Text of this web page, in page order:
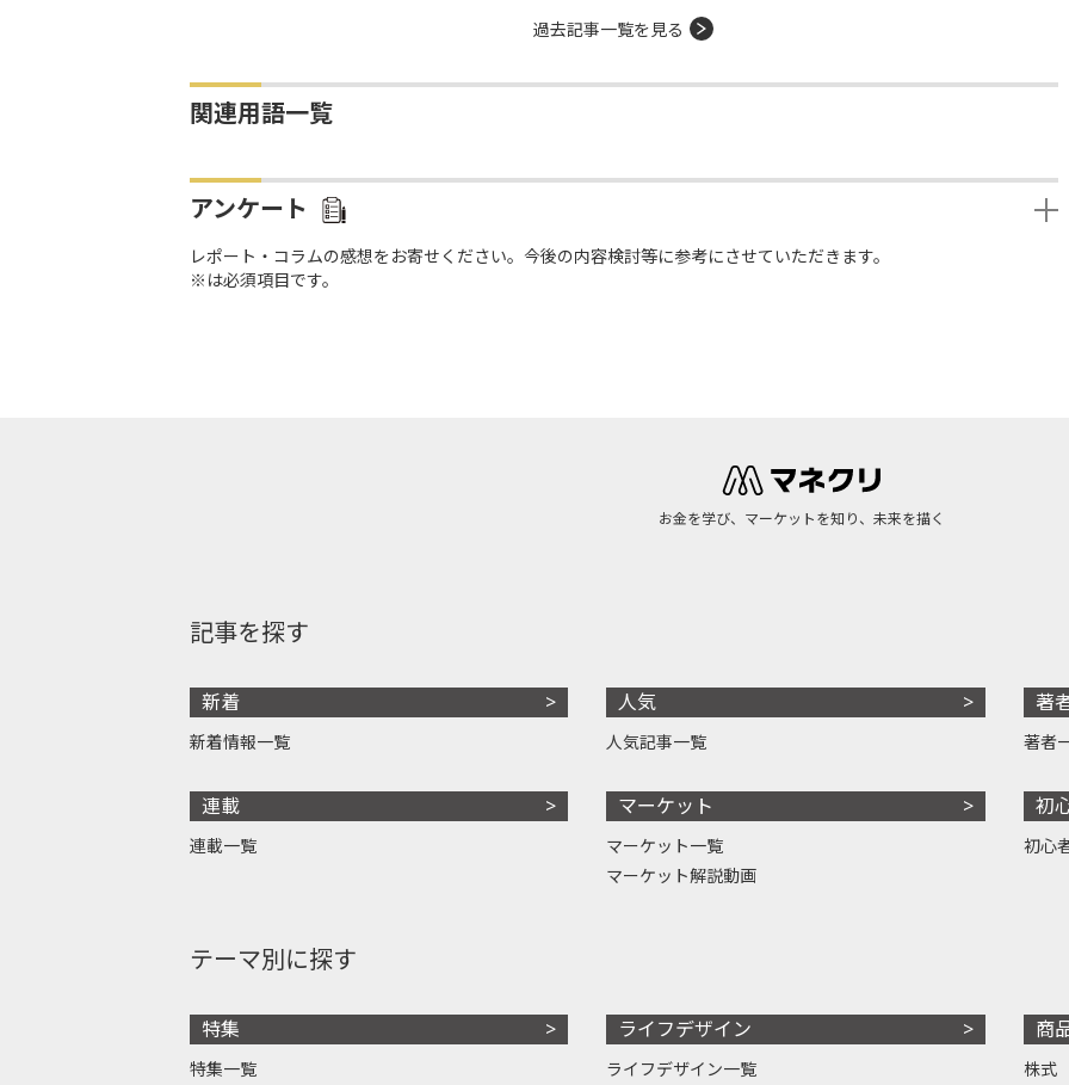
過去記事一覧を見る
関連用語一覧
アンケート
レポート・コラムの感想をお寄せください。今後の内容検討等に参考にさせていただきます。
※は必須項目です。
お金を学び、マーケットを知り、未来を描く
記事を探す
新着
新着情報一覧
連載
連載一覧
人気
人気記事一覧
マーケット
マーケット一覧
マーケット解説動画
著
著者
初
初心
テーマ別に探す
特集
特集一覧
ライフデザイン
ライフデザイン一覧
商
株式